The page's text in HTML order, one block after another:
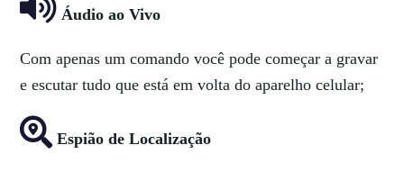
Áudio ao Vivo
Com apenas um comando você pode começar a gravar
e escutar tudo que está em volta do aparelho celular;
Espião de Localização